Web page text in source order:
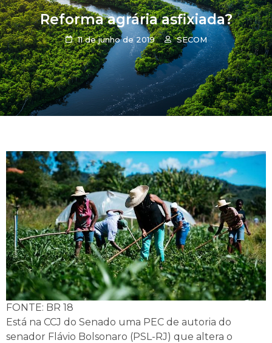
Reforma agrária asfixiada?
11 de junho de 2019 SECOM
FONTE: BR 18
Está na CCJ do Senado uma PEC de autoria do
senador Flávio Bolsonaro (PSL-RJ) que altera o